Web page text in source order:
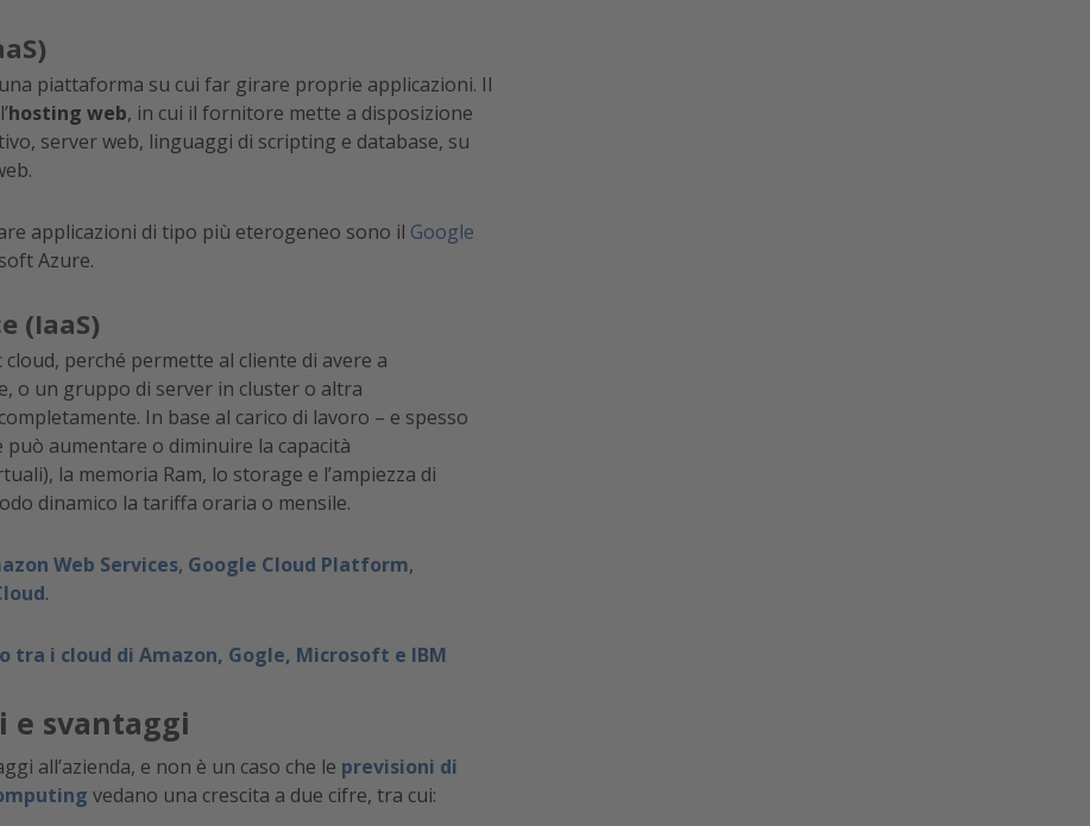
piattaforma su cui far girare proprie applicazioni. Il
hosting web, in cui il fornitore mette a disposizione
server web, linguaggi di scripting e database, su
applicazioni di tipo più eterogeneo sono il Google
Azure.
(IaaS)
perché permette al cliente di avere a
o un gruppo di server in cluster o altra
In base al carico di lavoro – e spesso
aumentare o diminuire la capacità
la memoria Ram, lo storage e l’ampiezza di
dinamico la tariffa oraria o mensile.
Web Services, Google Cloud Platform,
.
i cloud di Amazon, Gogle, Microsoft e IBM
e svantaggi
all’azienda, e non è un caso che le previsioni di
vedano una crescita a due cifre, tra cui: